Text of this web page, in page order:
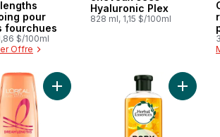
pour
fourchues
$/100ml
Offre
Hyaluronic Plex
828 ml, 1,15 $/100ml
Whole Blends trésors de miel au panier
Ajouter Dream lengths revitalisant
Ajouter